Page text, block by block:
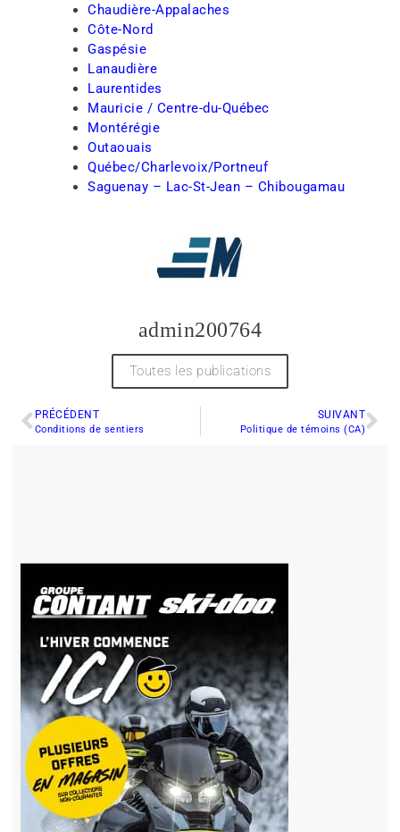
Chaudière-Appalaches
Côte-Nord
Gaspésie
Lanaudière
Laurentides
Mauricie / Centre-du-Québec
Montérégie
Outaouais
Québec/Charlevoix/Portneuf
Saguenay – Lac-St-Jean – Chibougamau
admin200764
Toutes les publications
PRÉCÉDENT
Conditions de sentiers
SUIVANT
Politique de témoins (CA)